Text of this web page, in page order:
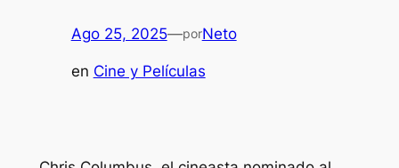
Ago 25, 2025—porNeto
en Cine y Películas